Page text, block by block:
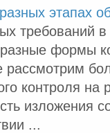
этапах
требований
формы
контроля на
изложения
...